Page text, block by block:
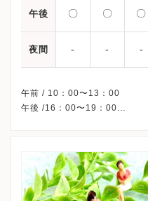
午後 〇 〇 〇
夜間 - - -
午前 / 10：00〜13：00
午後 /16：00〜19：00
※詳細はクリニックHPを確認